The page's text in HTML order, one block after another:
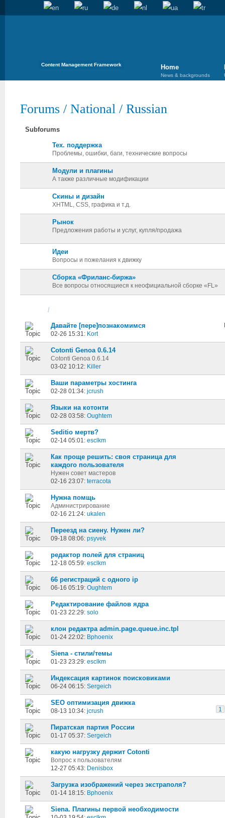
Content Management Framework Home
News & backgrounds
Forums / National / Russian
Subforums
Тех. поддержка
Проблемы, ошибки, баги, технические вопросы
Модули и плагины
А также различные модификации
Скины и дизайн
XHTML, CSS, графика и т.д.
Рынок
Предложения работы и услуг, купля/продажа
Идеи
Вопросы и пожелания к движку
Сборка «Фриланс-биржа»
Все вопросы относящиеся к неофициальной сборке «FL»
/
Давайте [пере]познакомимся
02-26 15:31: Kort
Cotonti Genoa 0.6.14
Cotonti Genoa 0.6.14
03-02 10:12: Killer
Ваши параметры хостинга
02-28 01:34: jcrush
Языки на котонти
02-28 03:58: Oughtem
Seditio мертв?
02-14 05:01: esclkm
Как проще решить: своя страница для
каждого пользователя
Нужен совет мастеров
02-16 23:07: terracota
Нужна помщь
Администрирование
02-16 21:24: ukalen
Переезд на сиену. Нужен ли?
09-18 08:06: psyvek
редактор полей для страниц
12-18 05:59: esclkm
66 регистраций с одного ip
06-16 05:19: Oughtem
Редактирование файлов ядра
01-23 22:29: solo
клон редактра admin.page.queue.inc.tpl
01-24 22:02: Bphoenix
Siena - стили/темы
01-23 23:29: esclkm
Индексация картинок поисковиками
06-24 06:15: Sergeich
SEO оптимизация движка
08-13 10:34: jcrush 1
Пиратская партия России
01-17 05:37: Sergeich
какую нагрузку держит Cotonti
Вопрос к пользователям
12-27 05:43: Denisbox
Загрузка изображений через экстраполя?
01-14 18:15: Bphoenix
Siena. Плагины первой необходимости